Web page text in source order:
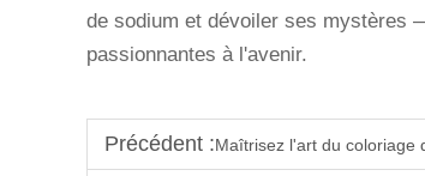
de sodium et dévoiler ses mystères
passionnantes à l'avenir.
Précédent :Maîtrisez l'art du coloriage